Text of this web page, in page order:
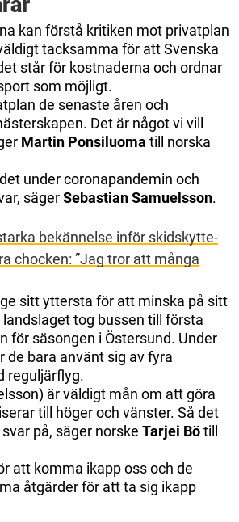
kan förstå kritiken mot privatplan
tacksamma för att Svenska
står för kostnaderna och ordnar
som möjligt.
de senaste åren och
Det är något vi vill
Martin Ponsiluoma till norska
under coronapandemin och
sägerSebastian Samuelsson.
bekännelse inför skidskytte-
chocken: ”Jag tror att många
sitt yttersta för att minska på sitt
tog bussen till första
för säsongen i Östersund. Under
de bara använt sig av fyra
reguljärflyg.
är väldigt mån om att göra
till höger och vänster. Så det
på, säger norske Tarjei Bötill
att komma ikapp oss och de
åtgärder för att ta sig ikapp